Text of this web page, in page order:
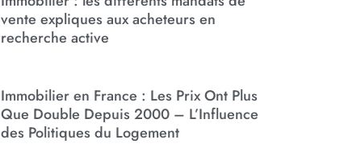
vente expliques aux acheteurs en
recherche active
Immobilier en France : Les Prix Ont Plus
Que Double Depuis 2000 – L’Influence
des Politiques du Logement